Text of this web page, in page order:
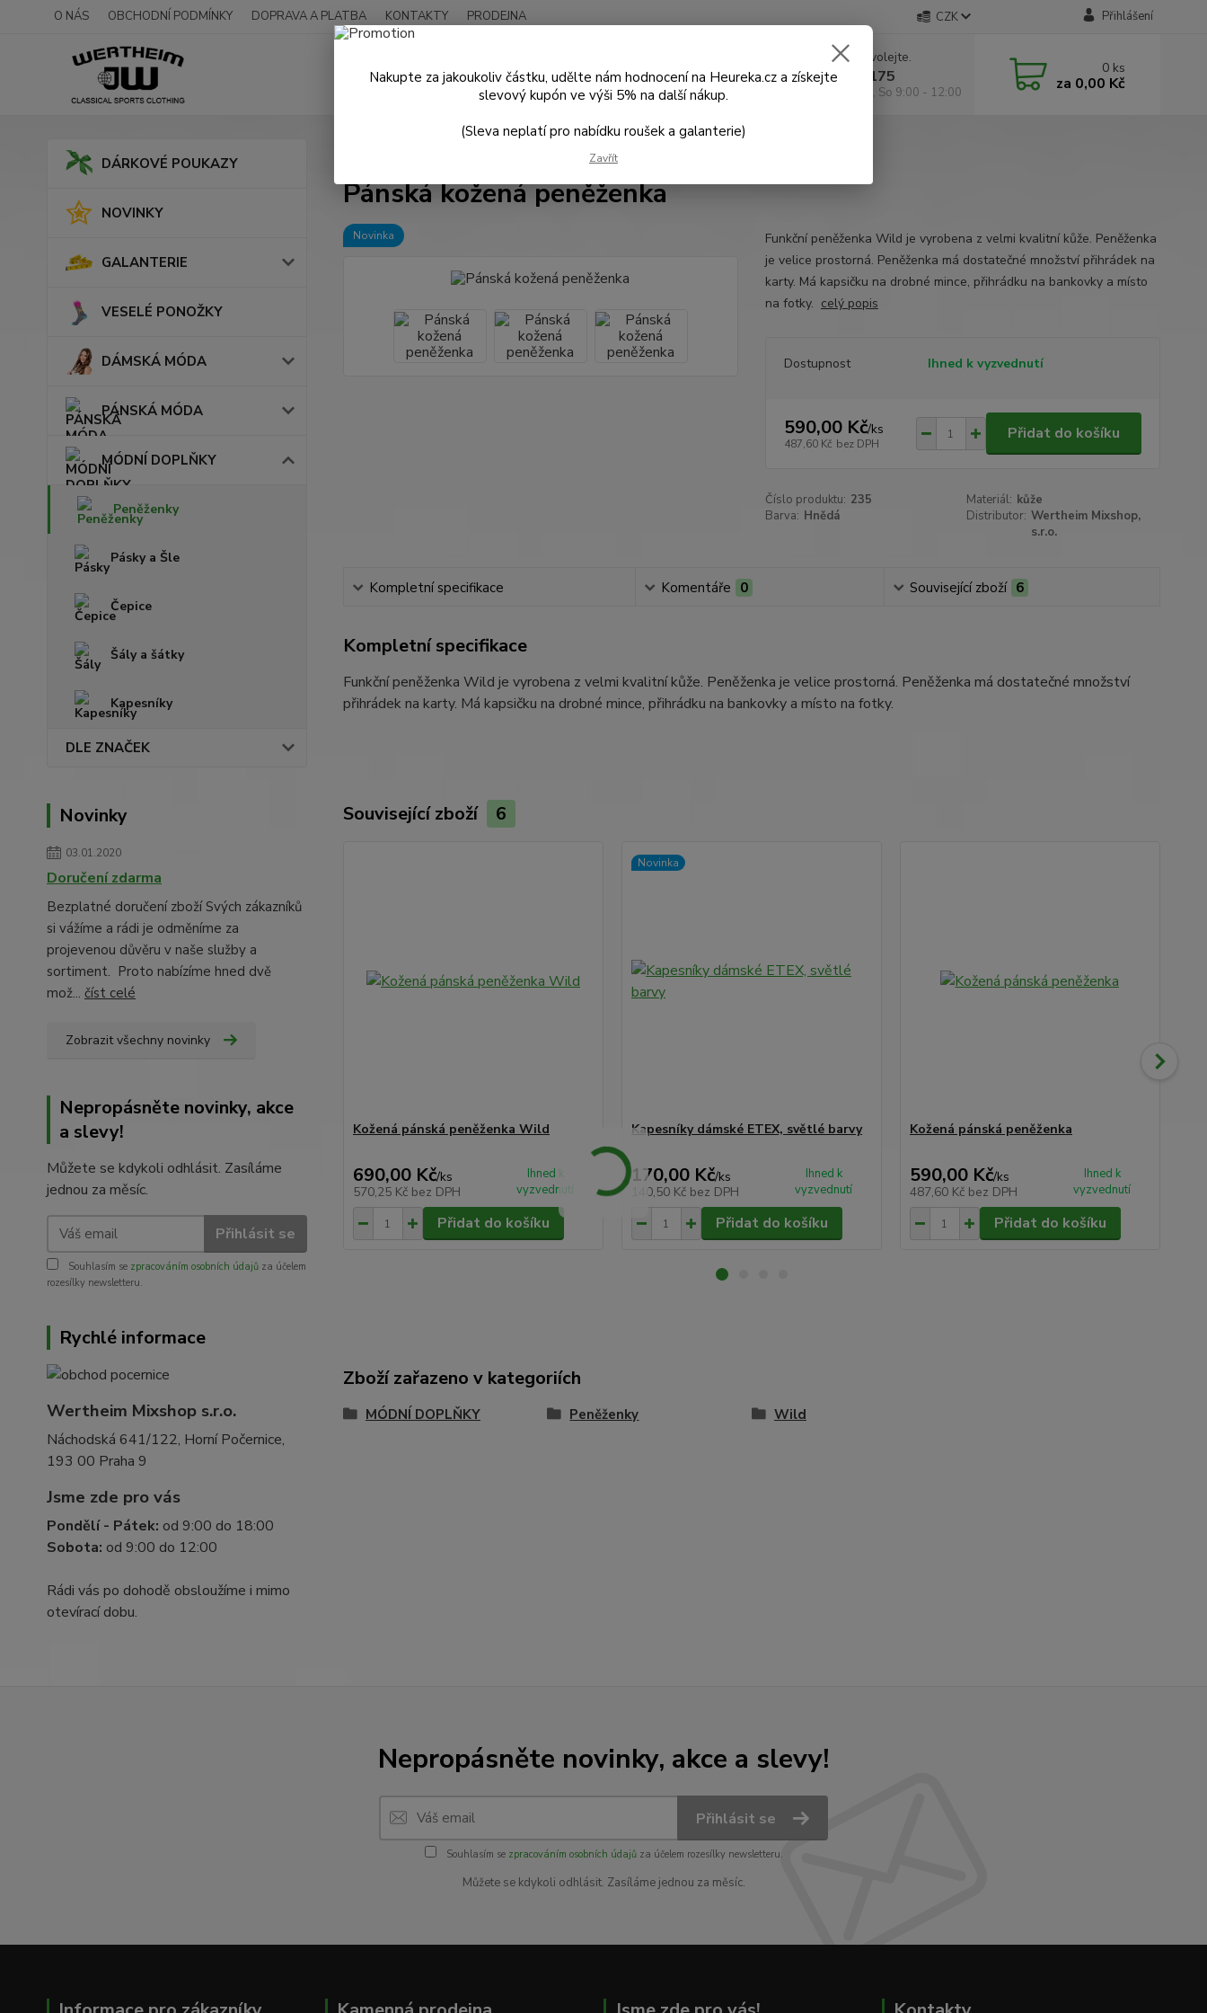
O NÁS OBCHODNÍ PODMÍNKY DOPRAVA A PLATBA KONTAKTY PRODEJNA CZK Přihlášení
Hledat
Nevíte si rady? Zavolejte.
+420 602 295 175
Po - Pá 9:00 -18:00, So 9:00 - 12:00
0 ks
za 0,00 Kč
DÁRKOVÉ POUKAZY
NOVINKY
GALANTERIE
VESELÉ PONOŽKY
DÁMSKÁ MÓDA
PÁNSKÁ MÓDA
MÓDNÍ DOPLŇKY
Peněženky
Pásky a Šle
Čepice
Šály a šátky
Kapesníky
DLE ZNAČEK
Novinky
03.01.2020
Doručení zdarma
Bezplatné doručení zboží Svých zákazníků
si vážíme a rádi je odměníme za
projevenou důvěru v naše služby a
sortiment. Proto nabízíme hned dvě
mož... číst celé
Zobrazit všechny novinky
Nepropásněte novinky, akce
a slevy!
Můžete se kdykoli odhlásit. Zasíláme
jednou za měsíc.
Přihlásit se
Souhlasím se zpracováním osobních údajů za účelem
rozesílky newsletteru.
Rychlé informace
Wertheim Mixshop s.r.o.
Náchodská 641/122, Horní Počernice,
193 00 Praha 9
Jsme zde pro vás
Pondělí - Pátek: od 9:00 do 18:00
Sobota: od 9:00 do 12:00
Rádi vás po dohodě obsloužíme i mimo
otevírací dobu.
Pánská kožená peněženka
Novinka
Funkční peněženka Wild je vyrobena z velmi kvalitní kůže. Peněženka
je velice prostorná. Peněženka má dostatečné množství přihrádek na
karty. Má kapsičku na drobné mince, přihrádku na bankovky a místo
na fotky. celý popis
Dostupnost Ihned k vyzvednutí
590,00 Kč/ks
487,60 Kč bez DPH
Přidat do košíku
Číslo produktu: 235 Materiál: kůže
Barva: Hnědá Distributor: Wertheim Mixshop,
s.r.o.
Kompletní specifikace Komentáře 0 Související zboží 6
Kompletní specifikace
Funkční peněženka Wild je vyrobena z velmi kvalitní kůže. Peněženka je velice prostorná. Peněženka má dostatečné množství
přihrádek na karty. Má kapsičku na drobné mince, přihrádku na bankovky a místo na fotky.
Související zboží 6
Kožená pánská peněženka Wild
690,00 Kč/ks
570,25 Kč bez DPH
Ihned k
vyzvednutí
Přidat do košíku
Novinka
Kapesníky dámské ETEX, světlé barvy
170,00 Kč/ks
140,50 Kč bez DPH
Ihned k
vyzvednutí
Přidat do košíku
Kožená pánská peněženka
590,00 Kč/ks
487,60 Kč bez DPH
Ihned k
vyzvednutí
Přidat do košíku
Zboží zařazeno v kategoriích
MÓDNÍ DOPLŇKY Peněženky Wild
Nepropásněte novinky, akce a slevy!
Přihlásit se
Souhlasím se zpracováním osobních údajůza účelem rozesílky newsletteru.
Můžete se kdykoli odhlásit. Zasíláme jednou za měsíc.
Nakupte za jakoukoliv částku, udělte nám hodnocení na Heureka.cz a získejte
slevový kupón ve výši 5% na další nákup.
(Sleva neplatí pro nabídku roušek a galanterie)
Zavřít